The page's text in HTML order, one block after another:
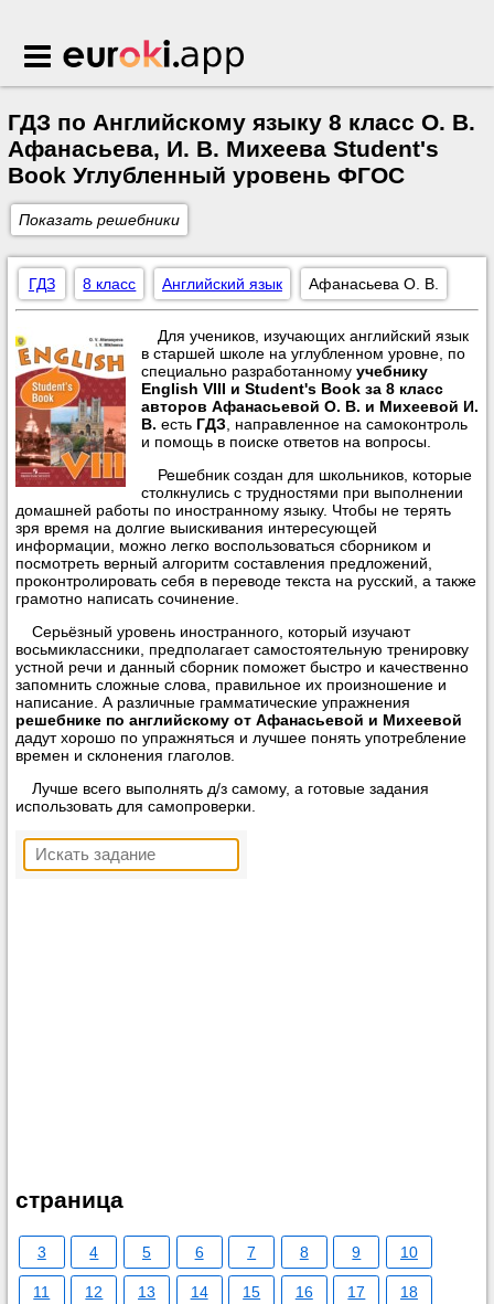
Euroki.app
ГДЗ по Английскому языку 8 класс О. В.
Афанасьева, И. В. Михеева Student's
Book Углубленный уровень ФГОС
Показать решебники
ГДЗ 8 класс Английский язык Афанасьева О. В.
Для учеников, изучающих английский язык
в старшей школе на углубленном уровне, по
специально разработанному учебнику
English VIII и Student's Book за 8 класс
авторов Афанасьевой О. В. и Михеевой И.
В. есть ГДЗ, направленное на самоконтроль
и помощь в поиске ответов на вопросы.
Решебник создан для школьников, которые
столкнулись с трудностями при выполнении
домашней работы по иностранному языку. Чтобы не терять
зря время на долгие выискивания интересующей
информации, можно легко воспользоваться сборником и
посмотреть верный алгоритм составления предложений,
проконтролировать себя в переводе текста на русский, а также
грамотно написать сочинение.
Серьёзный уровень иностранного, который изучают
восьмиклассники, предполагает самостоятельную тренировку
устной речи и данный сборник поможет быстро и качественно
запомнить сложные слова, правильное их произношение и
написание. А различные грамматические упражнения
решебнике по английскому от Афанасьевой и Михеевой
дадут хорошо по упражняться и лучшее понять употребление
времен и склонения глаголов.
Лучше всего выполнять д/з самому, а готовые задания
использовать для самопроверки.
страница
3 4 5 6 7 8 9 10
11 12 13 14 15 16 17 18